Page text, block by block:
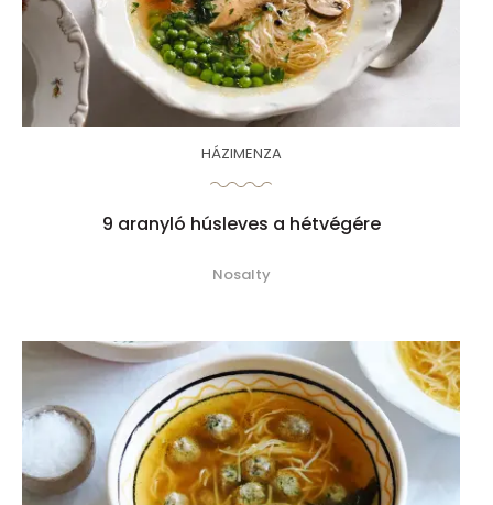
HÁZIMENZA
9 aranyló húsleves a hétvégére
Nosalty